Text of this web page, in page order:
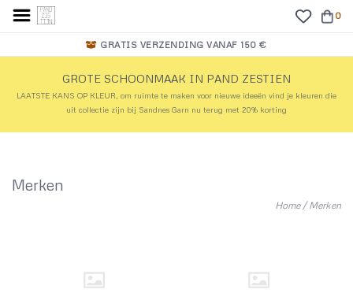
0
GRATIS VERZENDING VANAF 150 €
GROTE SCHOONMAAK IN PAND ZESTIEN
LAATSTE KANS OP KLEUR, om ruimte te maken voor nieuwe ideeën vind je kleuren die
uit collectie zijn bij Sandnes Garn nu terug met 20% korting
Merken
Home/Merken